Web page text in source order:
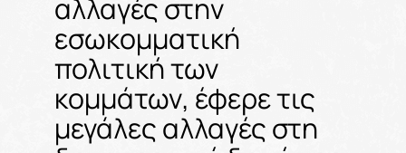
αλλαγές στην
εσωκομματική
πολιτική των
κομμάτων, έφερε τις
μεγάλες αλλαγές στη